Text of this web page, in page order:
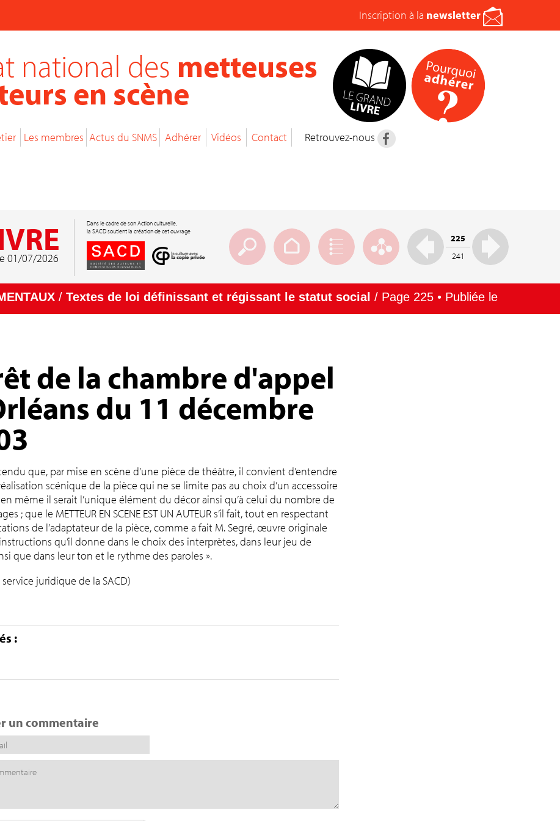
Inscription à la newsletter
national des metteuses
en scène
Les membres Actus du SNMS Adhérer Vidéos Contact Retrouvez-nous
01/07/2026
Dans le cadre de son Action culturelle,
la SACD soutient la création de cet ouvrage
225
241
/ Textes de loi définissant et régissant le statut social / Page 225 • Publiée le
de la chambre d'appel
du 11 décembre
que, par mise en scène d’une pièce de théâtre, il convient d’entendre
scénique de la pièce qui ne se limite pas au choix d’un accessoire
même il serait l’unique élément du décor ainsi qu’à celui du nombre de
; que le METTEUR EN SCENE EST UN AUTEUR s’il fait, tout en respectant
de l’adaptateur de la pièce, comme a fait M. Segré, œuvre originale
qu’il donne dans le choix des interprètes, dans leur jeu de
que dans leur ton et le rythme des paroles ».
service juridique de la SACD)
:
un commentaire